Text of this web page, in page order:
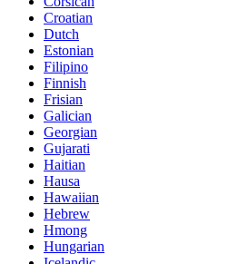
Croatian
Dutch
Estonian
Filipino
Finnish
Frisian
Galician
Georgian
Gujarati
Haitian
Hausa
Hawaiian
Hebrew
Hmong
Hungarian